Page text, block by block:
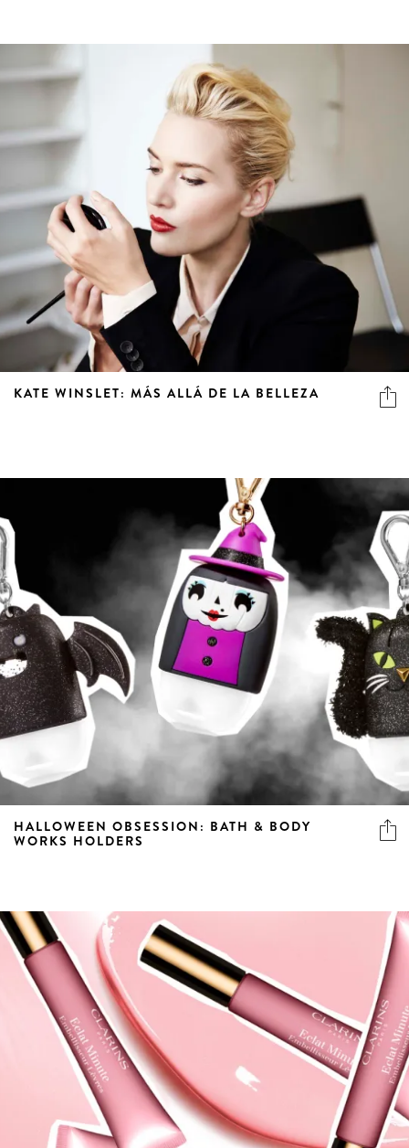
KATE WINSLET: MÁS ALLÁ DE LA BELLEZA
HALLOWEEN OBSESSION: BATH & BODY
WORKS HOLDERS